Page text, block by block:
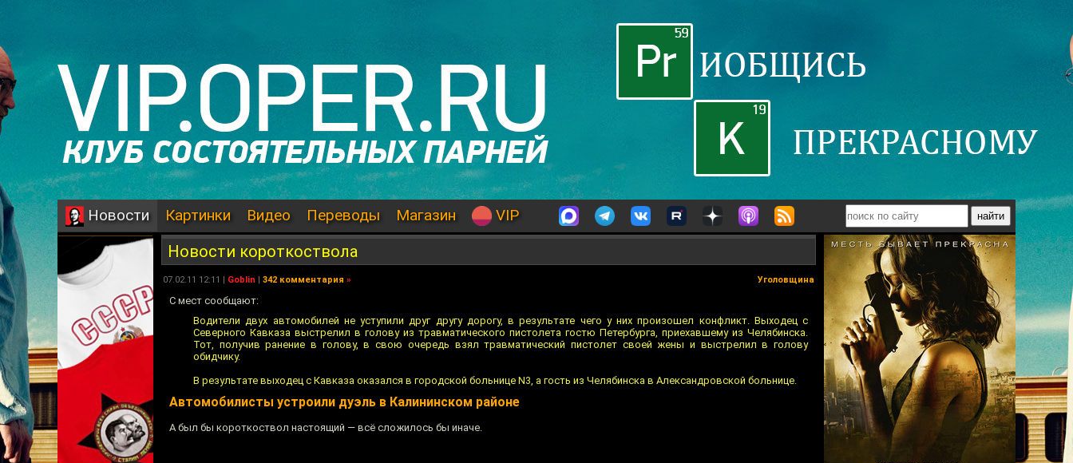
Новости Картинки Видео Переводы Магазин VIP
Новости короткоствола
07.02.11 12:11 | Goblin | 342 комментария » Уголовщина
С мест сообщают:
Водители двух автомобилей не уступили друг другу дорогу, в результате чего у них произошел конфликт. Выходец с
Северного Кавказа выстрелил в голову из травматического пистолета гостю Петербурга, приехавшему из Челябинска.
Тот, получив ранение в голову, в свою очередь взял травматический пистолет своей жены и выстрелил в голову
обидчику.
В результате выходец с Кавказа оказался в городской больнице N3, а гость из Челябинска в Александровской больнице.
Автомобилисты устроили дуэль в Калининском районе
А был бы короткоствол настоящий — всё сложилось бы иначе.